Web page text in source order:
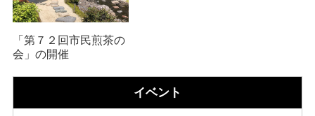
「第７２回市民煎茶の
会」の開催
イベント